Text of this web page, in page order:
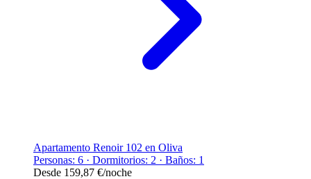
Apartamento Renoir 102 en Oliva
Personas: 6 · Dormitorios: 2 · Baños: 1
Desde 159,87 €/noche